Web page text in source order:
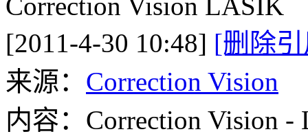
[2011-4-30 10:48] [删除
来源： Correction Vision
内容：Correction Vision -